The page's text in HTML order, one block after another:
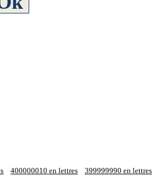
400000010 en lettres
399999990 en lettres